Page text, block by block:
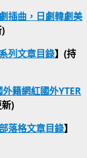
插曲，日劇韓劇美
列文章目錄】(持
籍網紅國外YTER
)
落格文章目錄】